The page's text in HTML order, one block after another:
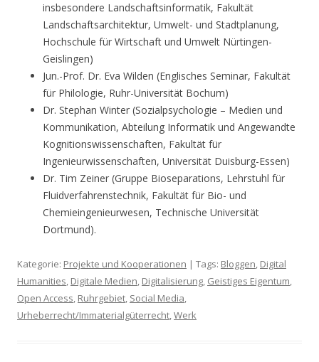
insbesondere Landschaftsinformatik, Fakultät
Landschaftsarchitektur, Umwelt- und Stadtplanung,
Hochschule für Wirtschaft und Umwelt Nürtingen-
Geislingen)
Jun.-Prof. Dr. Eva Wilden (Englisches Seminar, Fakultät
für Philologie, Ruhr-Universität Bochum)
Dr. Stephan Winter (Sozialpsychologie – Medien und
Kommunikation, Abteilung Informatik und Angewandte
Kognitionswissenschaften, Fakultät für
Ingenieurwissenschaften, Universität Duisburg-Essen)
Dr. Tim Zeiner (Gruppe Bioseparations, Lehrstuhl für
Fluidverfahrenstechnik, Fakultät für Bio- und
Chemieingenieurwesen, Technische Universität
Dortmund).
Kategorie: Projekte und Kooperationen | Tags: Bloggen, Digital
Humanities, Digitale Medien, Digitalisierung, Geistiges Eigentum,
Open Access, Ruhrgebiet, Social Media,
Urheberrecht/Immaterialgüterrecht,Werk